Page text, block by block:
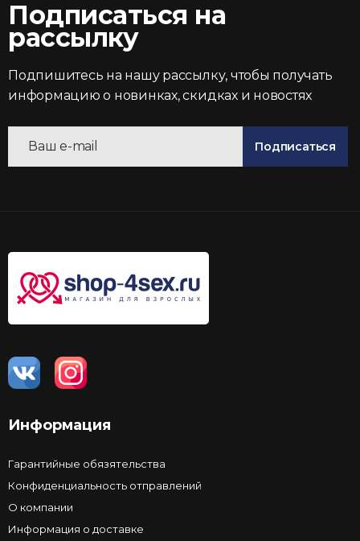
Подписаться на
рассылку
Подпишитесь на нашу рассылку, чтобы получать
информацию о новинках, скидках и новостях
Подписаться
Информация
Гарантийные обязятельства
Конфиденциальность отправлений
О компании
Информация о доставке